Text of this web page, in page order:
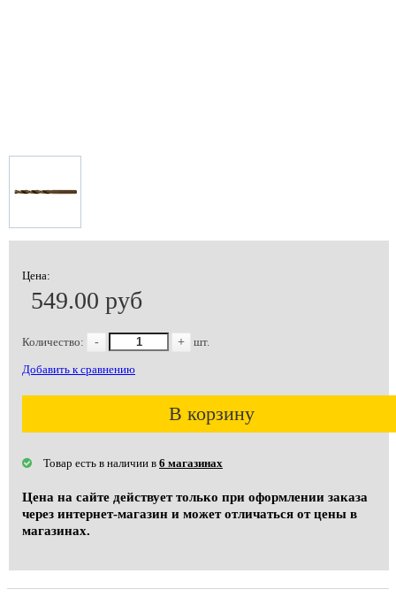
Цена:
549.00 руб
Количество: - + шт.
Добавить к сравнению
В корзину
Товар есть в наличии в 6 магазинах
Цена на сайте действует только при оформлении заказа
через интернет-магазин и может отличаться от цены в
магазинах.